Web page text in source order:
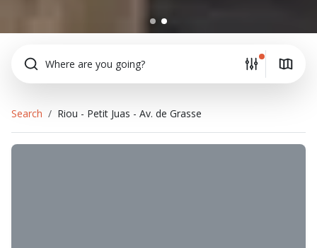
Where are you going?
Search Riou - Petit Juas - Av. de Grasse